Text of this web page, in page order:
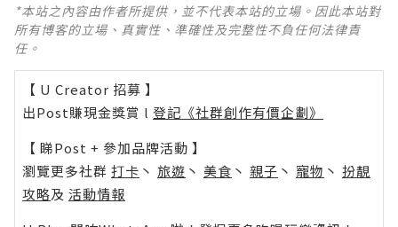
*本站之內容由作者所提供，並不代表本站的立場。因此本站對
所有博客的立場、真實性、準確性及完整性不負任何法律責
任。
【 U Creator 招募 】
出Post賺現金獎賞 l 登記《社群創作有價企劃》
【 睇Post + 參加品牌活動 】
瀏覽更多社群 打卡 丶 旅遊 丶 美食 丶 親子 丶 寵物 丶 扮靚
攻略及 活動情報